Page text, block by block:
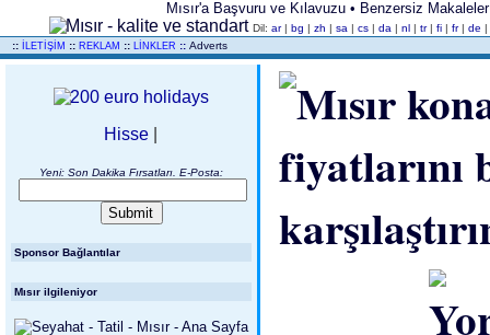
Mısır'a Başvuru ve Kılavuzu • Benzersiz
Dil:ar |bg |zh |sa |cs |da |nl |tr |fi |fr |de
:: İLETİŞİM :: REKLAM :: LİNKLER :: Adverts
Hisse
Yeni: Son Dakika Fırsatları. E-Posta:
Sponsor Bağlantılar
Mısır ilgileniyor